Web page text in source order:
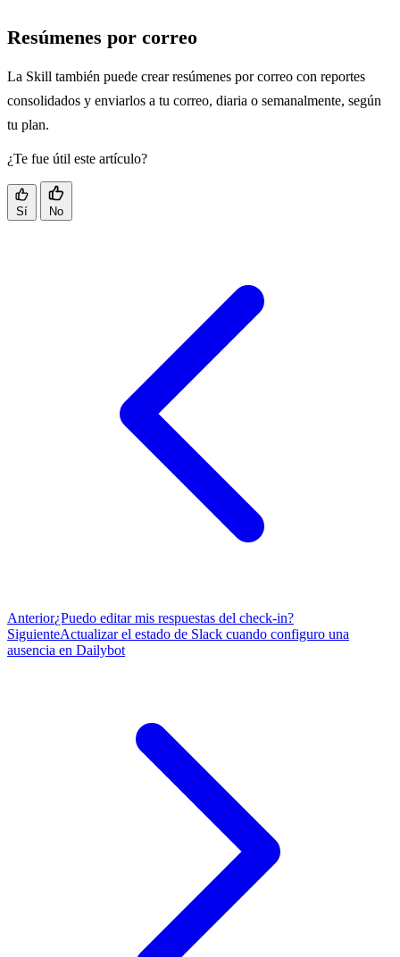
Resúmenes por correo
La Skill también puede crear resúmenes por correo con reportes
consolidados y enviarlos a tu correo, diaria o semanalmente, según
tu plan.
¿Te fue útil este artículo?
Sí No
Anterior¿Puedo editar mis respuestas del check-in?
SiguienteActualizar el estado de Slack cuando configuro una
ausencia en Dailybot